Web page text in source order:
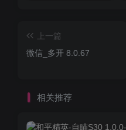
上一篇
微信_多开 8.0.67
相关推荐